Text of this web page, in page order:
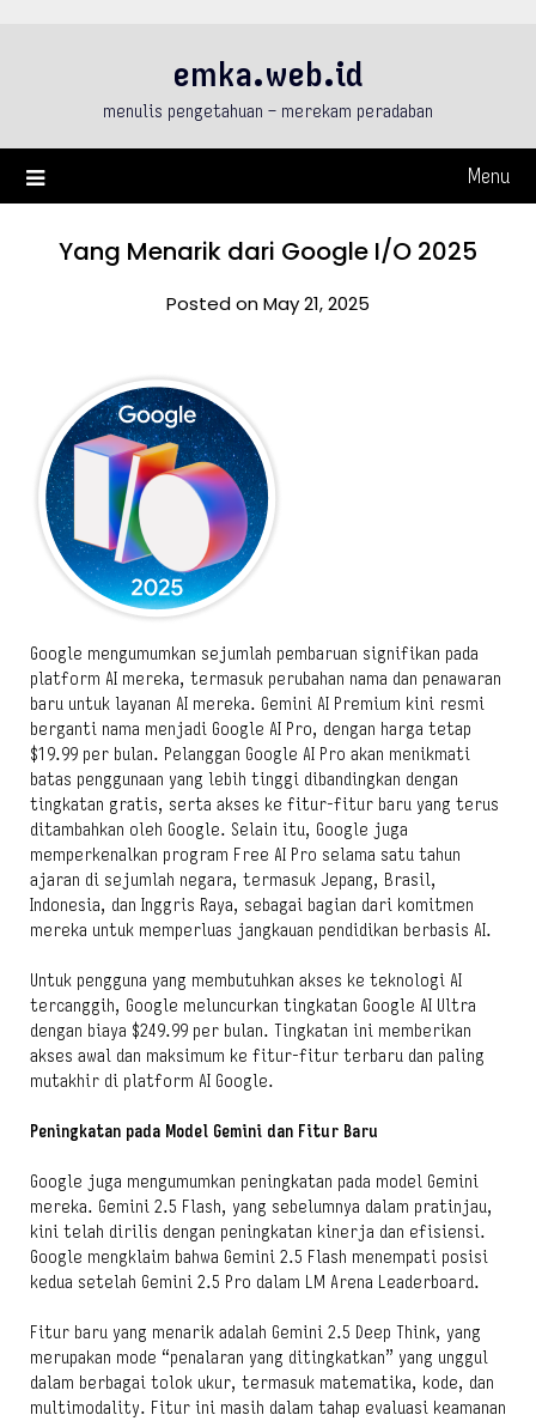
emka.web.id
menulis pengetahuan – merekam peradaban
Menu
Yang Menarik dari Google I/O 2025
Posted on May 21, 2025
Google mengumumkan sejumlah pembaruan signifikan pada
platform AI mereka, termasuk perubahan nama dan penawaran
baru untuk layanan AI mereka. Gemini AI Premium kini resmi
berganti nama menjadi Google AI Pro, dengan harga tetap
$19.99 per bulan. Pelanggan Google AI Pro akan menikmati
batas penggunaan yang lebih tinggi dibandingkan dengan
tingkatan gratis, serta akses ke fitur-fitur baru yang terus
ditambahkan oleh Google. Selain itu, Google juga
memperkenalkan program Free AI Pro selama satu tahun
ajaran di sejumlah negara, termasuk Jepang, Brasil,
Indonesia, dan Inggris Raya, sebagai bagian dari komitmen
mereka untuk memperluas jangkauan pendidikan berbasis AI.
Untuk pengguna yang membutuhkan akses ke teknologi AI
tercanggih, Google meluncurkan tingkatan Google AI Ultra
dengan biaya $249.99 per bulan. Tingkatan ini memberikan
akses awal dan maksimum ke fitur-fitur terbaru dan paling
mutakhir di platform AI Google.
Peningkatan pada Model Gemini dan Fitur Baru
Google juga mengumumkan peningkatan pada model Gemini
mereka. Gemini 2.5 Flash, yang sebelumnya dalam pratinjau,
kini telah dirilis dengan peningkatan kinerja dan efisiensi.
Google mengklaim bahwa Gemini 2.5 Flash menempati posisi
kedua setelah Gemini 2.5 Pro dalam LM Arena Leaderboard.
Fitur baru yang menarik adalah Gemini 2.5 Deep Think, yang
merupakan mode “penalaran yang ditingkatkan” yang unggul
dalam berbagai tolok ukur, termasuk matematika, kode, dan
multimodality. Fitur ini masih dalam tahap evaluasi keamanan